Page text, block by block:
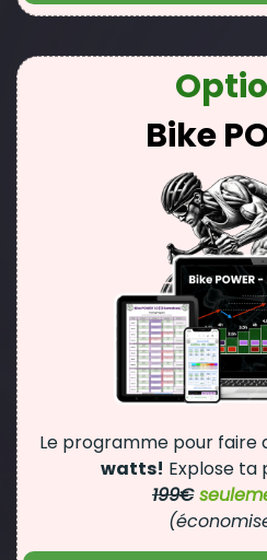
Bike
Le programme pour faire
watts! Explose ta
199€